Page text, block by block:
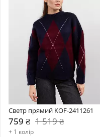
Светр прямий KOF-2411261
759 ₴ 1 519 ₴
+ 1 колір